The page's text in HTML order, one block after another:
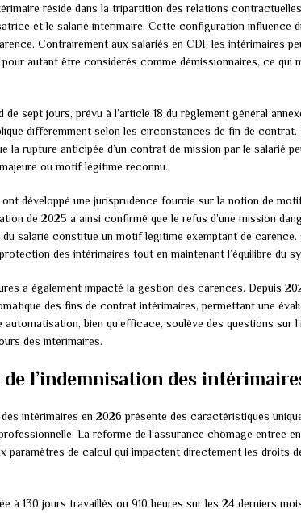
réside dans la tripartition des relations
et le salarié intérimaire. Cette configuration influence
Contrairement aux salariés en CDI, les intérimaires
autant être considérés comme démissionnaires, ce qui
de sept jours, prévu à l’article 18 du règlement général
différemment selon les circonstances de fin de
la rupture anticipée d’un contrat de mission par le salarié
ou motif légitime reconnu.
développé une jurisprudence fournie sur la notion de
de 2025 a ainsi confirmé que le refus d’une mission
salarié constitue un motif légitime exemptant de
des intérimaires tout en maintenant l’équilibre du
a également impacté la gestion des carences. Depuis
des fins de contrat intérimaires, permettant une
bien qu’efficace, soulève des questions sur
des intérimaires.
l’indemnisation des
intérimaires en 2026 présente des caractéristiques
La réforme de l’assurance chômage entrée
paramètres de calcul qui impactent directement les droits
à 130 jours travaillés ou 910 heures sur les 24 derniers